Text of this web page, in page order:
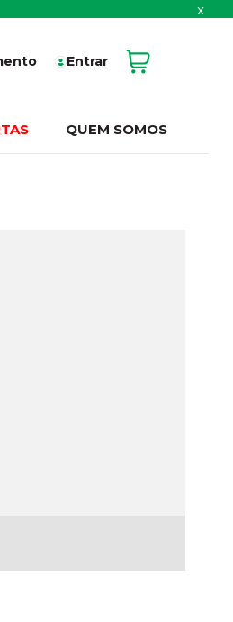
x
Entrar
QUEM SOMOS